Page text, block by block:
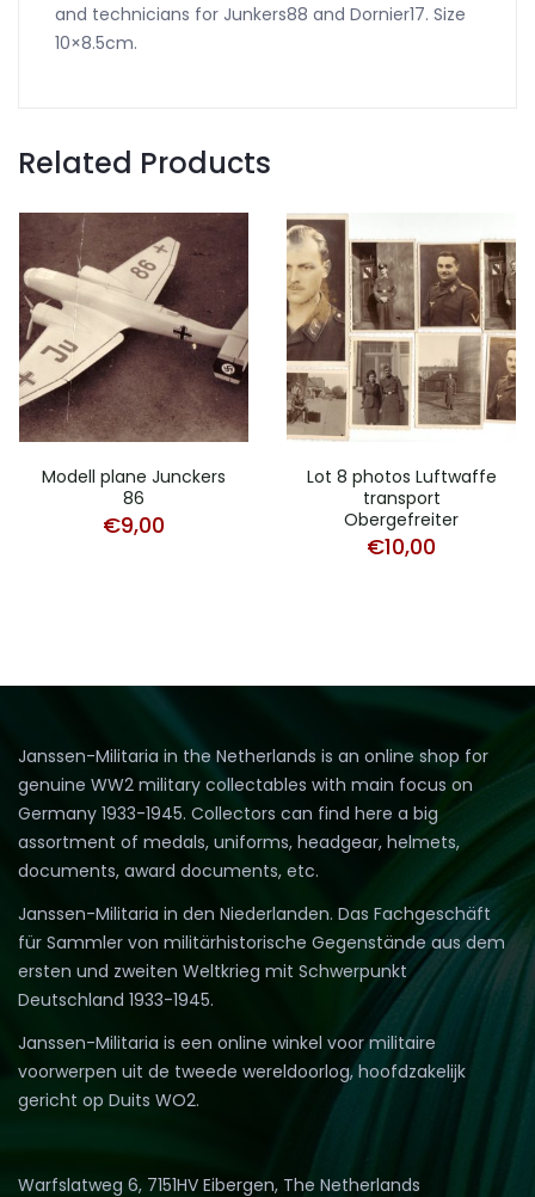
and technicians for Junkers88 and Dornier17. Size
10×8.5cm.
Related Products
Modell plane Junckers
86
€9,00
Lot 8 photos Luftwaffe
transport
Obergefreiter
€10,00
Janssen-Militaria in the Netherlands is an online shop for
genuine WW2 military collectables with main focus on
Germany 1933-1945. Collectors can find here a big
assortment of medals, uniforms, headgear, helmets,
documents, award documents, etc.
Janssen-Militaria in den Niederlanden. Das Fachgeschäft
für Sammler von militärhistorische Gegenstände aus dem
ersten und zweiten Weltkrieg mit Schwerpunkt
Deutschland 1933-1945.
Janssen-Militaria is een online winkel voor militaire
voorwerpen uit de tweede wereldoorlog, hoofdzakelijk
gericht op Duits WO2.
Warfslatweg 6, 7151HV Eibergen, The Netherlands